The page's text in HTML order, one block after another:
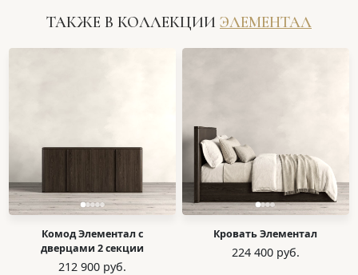
ТАКЖЕ В КОЛЛЕКЦИИ ЭЛЕМЕНТАЛ
Комод Элементал с
дверцами 2 секции
212 900 руб.
Кровать Элементал
224 400 руб.